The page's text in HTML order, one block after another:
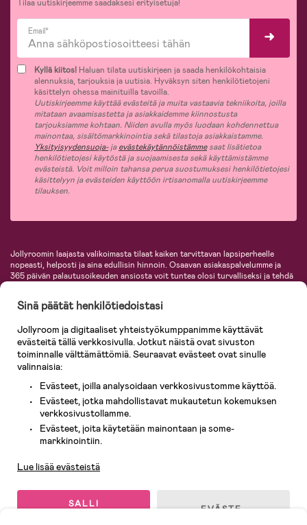
Tilaa uutiskirjeemme saadaksesi erityisetuja!
Email*
Kyllä kiitos! Haluan tilata uutiskirjeen ja saada henkilökohtaisia
alennuksia, tarjouksia ja uutisia. Hyväksyn siten henkilötietojeni
käsittelyn ohessa mainituilla tavoilla.
Uutiskirjeemme käyttää evästeitä ja muita vastaavia tekniikoita, joilla
mitataan avaamisastetta ja asiakkaidemme kiinnostusta
tarjouksiamme kohtaan. Niiden avulla myös luodaan kohdennettua
mainontaa, sisältömarkkinointia sekä tilastoja asiakkaistamme.
Yksityisyydensuoja-jaevästekäytännöistämmesaat lisätietoa
henkilötietojesi käytöstä ja suojaamisesta sekä käyttämistämme
evästeistä. Voit milloin tahansa perua suostumuksesi henkilötietojesi
käsittelyyn ja evästeiden käyttöön irtisanomalla uutiskirjeemme
tilauksen.
Jollyroomin laajasta valikoimasta tilaat kaiken tarvittavan lapsiperheelle
nopeasti, helposti ja aina edullisin hinnoin. Osaavan asiakaspalvelumme ja
365 päivän palautusoikeuden ansiosta voit tuntea olosi turvalliseksi ja tehdä
lastentarvikkeita sekä paljon muuta. Meiltä löydät lukuisia tunnettuja
KidKraft, Ergobaby, Philips Avent, Neonate, Cybex, LEGO ja monia muita!
Tervetuloa shoppailemaan Pohjoismaiden suurimpaan lastentarvikkeiden
verkkokauppaan!
Sinä päätät henkilötiedoistasi
Jollyroom ja digitaaliset yhteistyökumppanimme käyttävät
evästeitä tällä verkkosivulla. Jotkut näistä ovat sivuston
toiminnalle välttämättömiä. Seuraavat evästeet ovat sinulle
valinnaisia:
Evästeet, joilla analysoidaan verkkosivustomme käyttöä.
Evästeet, jotka mahdollistavat mukautetun kokemuksen
verkkosivustollamme.
Evästeet, joita käytetään mainontaan ja some-
markkinointiin.
Lue lisää evästeistä
SALLI
EVÄSTE-